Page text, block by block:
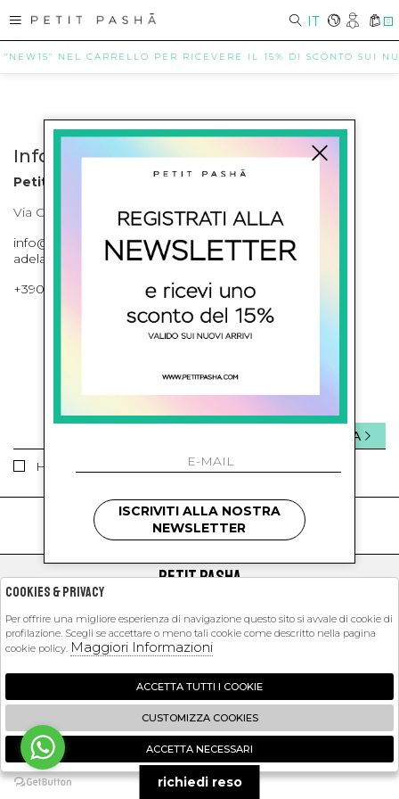
IT 0
NEL CARRELLO PER RICEVERE IL 15% DI SCONTO SUI
Info contatti
Petit Pasha
Via Cilea, 255 Napoli Corso Umberto I 301 Napoli
info@petitpasha.com, petitpasha@hotmail.it,
adelaide.petitpasha@hotmail.com
+39081643421 , +390812351280
ISCRIVITI ALLA NEWSLETTER
Ho letto ed accettato le condizioni sulla privacy.
INVIA
kids
PETIT PASHA
EXTRA
2026 Petit Pasha - P.iva : 09423341214 Powered by
Zucchetti
🍪
ISCRIVITI ALLA NOSTRA
NEWSLETTER
richiedi reso
Cookies & Privacy
Per offrire una migliore esperienza di navigazione questo sito si avvale di cookie di
profilazione. Scegli se accettare o meno tali cookie come descritto nella pagina
cookie policy. Maggiori Informazioni
ACCETTA TUTTI I COOKIE
CUSTOMIZZA COOKIES
ACCETTA NECESSARI